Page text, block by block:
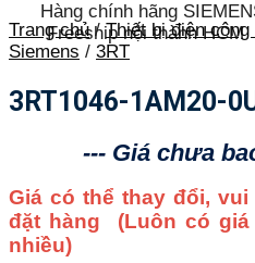
Hàng chính hãng
Freeship nội thành HCM
Trang chủ / Thiết bị điện công
Siemens / 3RT
3RT1046-1AM20-
--- Giá chưa
Giá có thể thay đổi,
đặt hàng (Luôn có
nhiều)